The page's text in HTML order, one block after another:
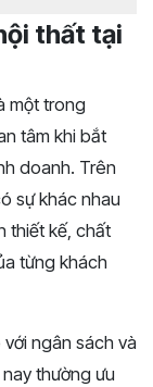
thất tại
một trong
tâm khi bắt
doanh. Trên
sự khác nhau
thiết kế, chất
từng khách
ngân sách và
thường ưu